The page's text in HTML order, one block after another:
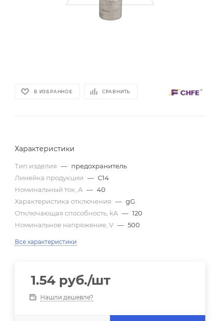
В ИЗБРАННОЕ СРАВНИТЬ
Характеристики
Тип изделия — предохранитель
Линейка продукции — C14
Номинальный ток, A — 40
Характеристика отключения — gG
Отключающая способность, kA — 120
Номинальное напряжение, V — 500
Все характеристики
1.54 руб./шт
Нашли дешевле?